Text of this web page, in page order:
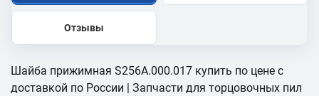
Отзывы
Шайба прижимная S256A.000.017 купить по цене с
доставкой по России | Запчасти для торцовочных пил